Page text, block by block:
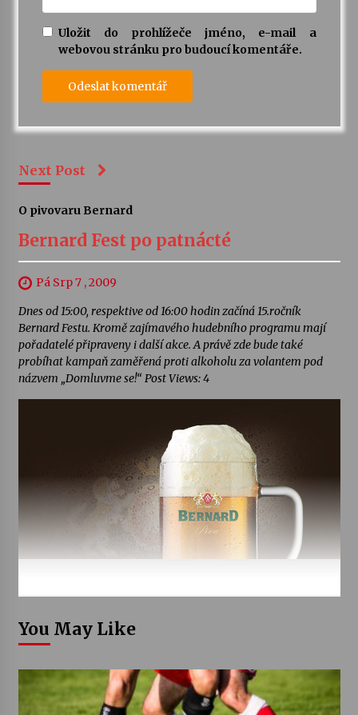
Uložit do prohlížeče jméno, e-mail a
webovou stránku pro budoucí komentáře.
Next Post
O pivovaru Bernard
Bernard Fest po patnácté
Pá Srp 7 , 2009
Dnes od 15:00, respektive od 16:00 hodin začíná 15.ročník
Bernard Festu. Kromě zajímavého hudebního programu mají
pořadatelé připraveny i další akce. A právě zde bude také
probíhat kampaň zaměřená proti alkoholu za volantem pod
názvem „Domluvme se!“ Post Views: 4
You May Like